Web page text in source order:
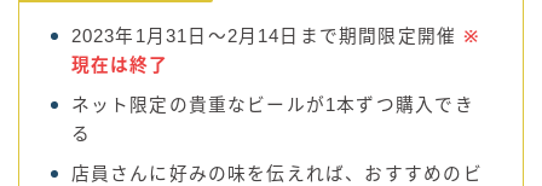
2023年1月31日～2月14日まで期間限定開催 ※
現在は終了
ネット限定の貴重なビールが1本ずつ購入でき
る
店員さんに好みの味を伝えれば、おすすめのビ